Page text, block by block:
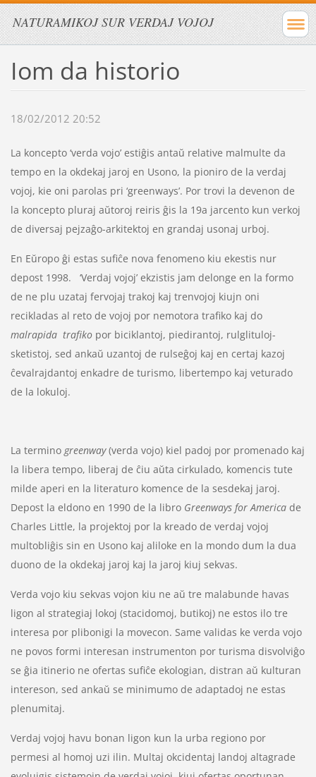
NATURAMIKOJ SUR VERDAJ VOJOJ
Iom da historio
18/02/2012 20:52
La koncepto ‘verda vojo’ estiĝis antaŭ relative malmulte da
tempo en la okdekaj jaroj en Usono, la pioniro de la verdaj
vojoj, kie oni parolas pri ‘greenways’. Por trovi la devenon de
la koncepto pluraj aŭtoroj reiris ĝis la 19a jarcento kun verkoj
de diversaj pejzaĝo-arkitektoj en grandaj usonaj urboj.
En Eŭropo ĝi estas sufiĉe nova fenomeno kiu ekestis nur
depost 1998. ‘Verdaj vojoj’ ekzistis jam delonge en la formo
de ne plu uzataj fervojaj trakoj kaj trenvojoj kiujn oni
recikladas al reto de vojoj por nemotora trafiko kaj do
malrapida trafikopor biciklantoj, piedirantoj, rulglituloj-
sketistoj, sed ankaŭ uzantoj de rulseĝoj kaj en certaj kazoj
ĉevalrajdantoj enkadre de turismo, libertempo kaj veturado
de la lokuloj.
La termino greenway(verda vojo) kiel padoj por promenado kaj
la libera tempo, liberaj de ĉiu aŭta cirkulado, komencis tute
milde aperi en la literaturo komence de la sesdekaj jaroj.
Depost la eldono en 1990 de la libro Greenways for Americade
Charles Little, la projektoj por la kreado de verdaj vojoj
multobliĝis sin en Usono kaj aliloke en la mondo dum la dua
duono de la okdekaj jaroj kaj la jaroj kiuj sekvas.
Verda vojo kiu sekvas vojon kiu ne aŭ tre malabunde havas
ligon al strategiaj lokoj (stacidomoj, butikoj) ne estos ilo tre
interesa por plibonigi la movecon. Same validas ke verda vojo
ne povos formi interesan instrumenton por turisma disvolviĝo
se ĝia itinerio ne ofertas sufiĉe ekologian, distran aŭ kulturan
intereson, sed ankaŭ se minimumo de adaptadoj ne estas
plenumitaj.
Verdaj vojoj havu bonan ligon kun la urba regiono por
permesi al homoj uzi ilin. Multaj okcidentaj landoj altagrade